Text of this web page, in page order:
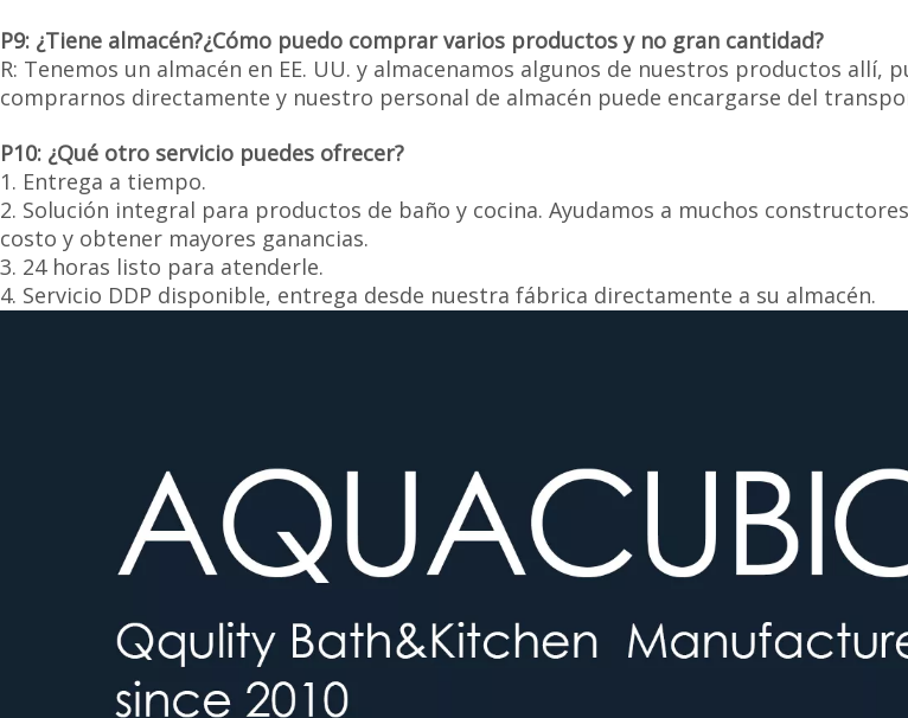
P9: ¿Tiene almacén?¿Cómo puedo comprar varios productos y no gran cantidad?
R: Tenemos un almacén en EE. UU. y almacenamos algunos de nuestros productos
comprarnos directamente y nuestro personal de almacén puede encargarse del
P10: ¿Qué otro servicio puedes ofrecer?
1. Entrega a tiempo.
2. Solución integral para productos de baño y cocina. Ayudamos a muchos
costo y obtener mayores ganancias.
3. 24 horas listo para atenderle.
4. Servicio DDP disponible, entrega desde nuestra fábrica directamente a su almacén.